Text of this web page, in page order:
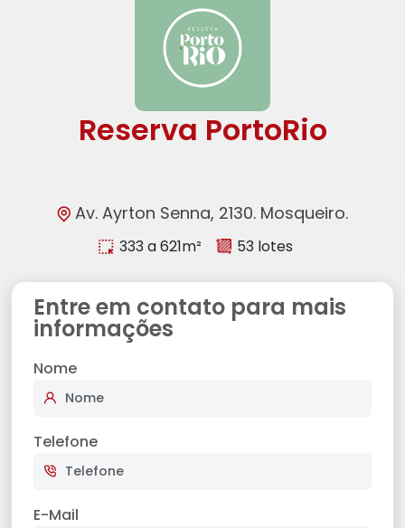
Reserva PortoRio
Av. Ayrton Senna, 2130. Mosqueiro.
333 a 621m² 53 lotes
Entre em contato para mais
informações
Nome
Telefone
E-Mail